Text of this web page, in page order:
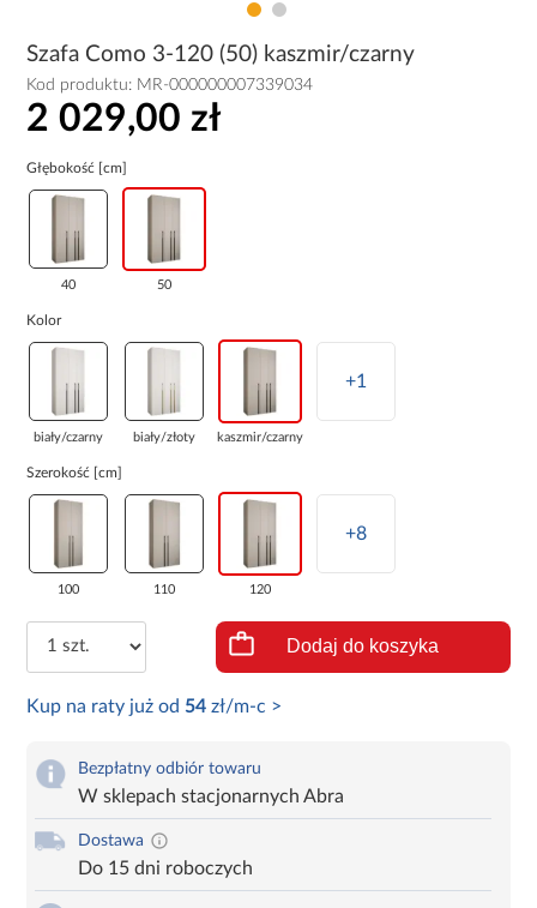
Szafa Como 3-120 (50) kaszmir/czarny
Kod produktu: MR-000000007339034
2 029,00 zł
Głębokość [cm]
40 50
Kolor
biały/czarny biały/złoty kaszmir/czarny
+1
Szerokość [cm]
100 110 120
+8
Dodaj do koszyka
Kup na raty już od 54 zł/m-c >
Bezpłatny odbiór towaru
W sklepach stacjonarnych Abra
Dostawa
Do 15 dni roboczych